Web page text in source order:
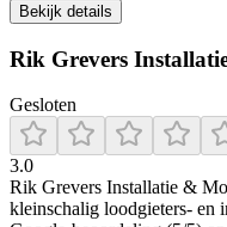
Bekijk details
Rik Grevers
Gesloten
3.0
Rik Grevers Installatie &
kleinschalig loodgieters- en